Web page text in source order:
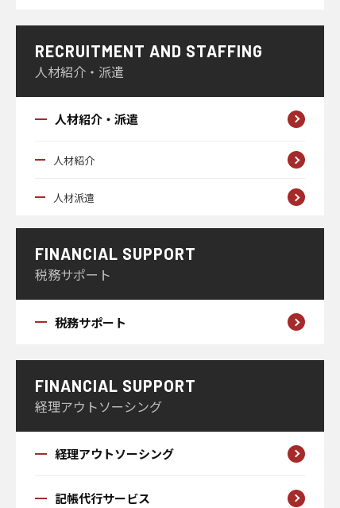
RECRUITMENT AND STAFFING
人材紹介・派遣
人材紹介・派遣
人材紹介
人材派遣
FINANCIAL SUPPORT
税務サポート
税務サポート
FINANCIAL SUPPORT
経理アウトソーシング
経理アウトソーシング
記帳代行サービス